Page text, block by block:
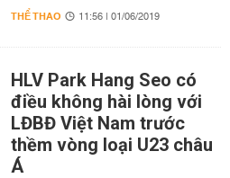
THỂ THAO 11:56 | 01/06/2019
HLV Park Hang Seo có
điều không hài lòng với
LĐBĐ Việt Nam trước
thềm vòng loại U23 châu
Á